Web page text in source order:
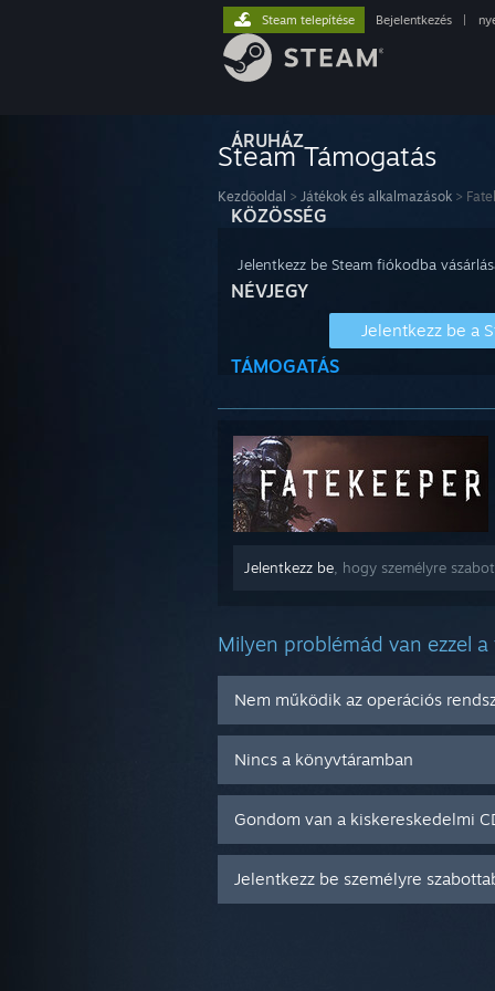
ÁRUHÁZ
KÖZÖSSÉG
NÉVJEGY
TÁMOGATÁS
Steam telepítése Bejelentkezés
Steam Támogatás
Kezdőoldal > Játékok és alkalmazások >
Jelentkezz be Steam fiókodba
Jelentkezz be a
Jelentkezz be , hogy személyre
Milyen problémád van ezzel a
Nem működik az operációs
Nincs a könyvtáramban
Gondom van a kiskereskedelmi
Jelentkezz be személyre